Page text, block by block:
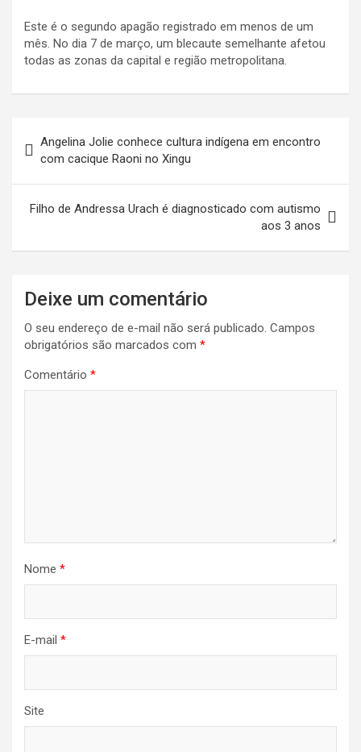
Este é o segundo apagão registrado em menos de um
mês. No dia 7 de março, um blecaute semelhante afetou
todas as zonas da capital e região metropolitana.
de
Post
Angelina Jolie conhece cultura indígena em encontro
com cacique Raoni no Xingu
Filho de Andressa Urach é diagnosticado com autismo
aos 3 anos
Deixe um comentário
O seu endereço de e-mail não será publicado. Campos
obrigatórios são marcados com *
Comentário *
Nome *
E-mail *
Site